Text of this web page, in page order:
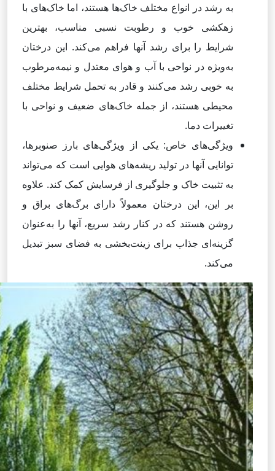
به رشد در انواع مختلف خاک‌ها هستند، اما خاک‌های با
زهکشی خوب و رطوبت نسبی مناسب، بهترین
شرایط را برای رشد آنها فراهم می‌کند. این درختان
به‌ویژه در نواحی با آب و هوای معتدل و نیمه‌مرطوب
به خوبی رشد می‌کنند و قادر به تحمل شرایط مختلف
محیطی هستند، از جمله خاک‌های ضعیف و نواحی با
تغییرات دما.
ویژگی‌های خاص: یکی از ویژگی‌های بارز صنوبرها،
توانایی آنها در تولید ریشه‌های هوایی است که می‌تواند
به تثبیت خاک و جلوگیری از فرسایش کمک کند. علاوه
بر این، این درختان معمولاً دارای برگ‌های براق و
روشن هستند که در کنار رشد سریع، آنها را به‌عنوان
گزینه‌ای جذاب برای زینت‌بخشی به فضای سبز تبدیل
می‌کند.